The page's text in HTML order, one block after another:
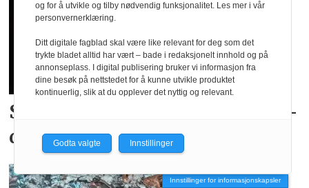
Skyhøy interesse for
landslags­
drakter
Innstillinger for informasjonskapsler
og for å utvikle og tilby nødvendig funksjonalitet. Les mer i vår
personvernerklæring.
Ditt digitale fagblad skal være like relevant for deg som det
trykte bladet alltid har vært – bade i redaksjonelt innhold og på
annonseplass. I digital publisering bruker vi informasjon fra
dine besøk på nettstedet for å kunne utvikle produktet
kontinuerlig, slik at du opplever det nyttig og relevant.
Godta valgte Innstillinger